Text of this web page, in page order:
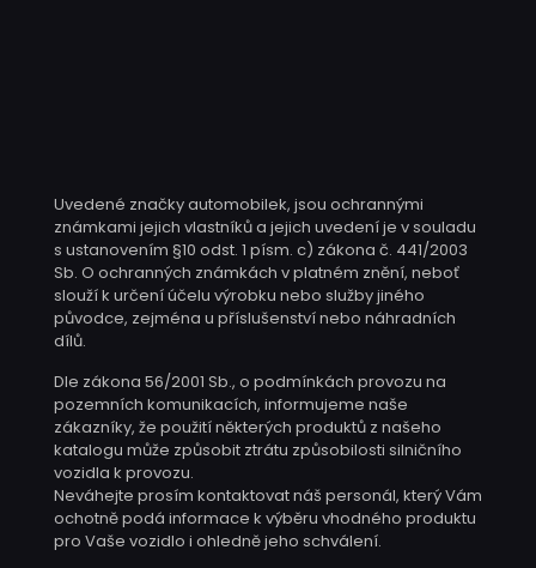
Uvedené značky automobilek, jsou ochrannými
známkami jejich vlastníků a jejich uvedení je v souladu
s ustanovením §10 odst. 1 písm. c) zákona č. 441/2003
Sb. O ochranných známkách v platném znění, neboť
slouží k určení účelu výrobku nebo služby jiného
původce, zejména u příslušenství nebo náhradních
dílů.
Dle zákona 56/2001 Sb., o podmínkách provozu na
pozemních komunikacích, informujeme naše
zákazníky, že použití některých produktů z našeho
katalogu může způsobit ztrátu způsobilosti silničního
vozidla k provozu.
Neváhejte prosím kontaktovat náš personál, který Vám
ochotně podá informace k výběru vhodného produktu
pro Vaše vozidlo i ohledně jeho schválení.